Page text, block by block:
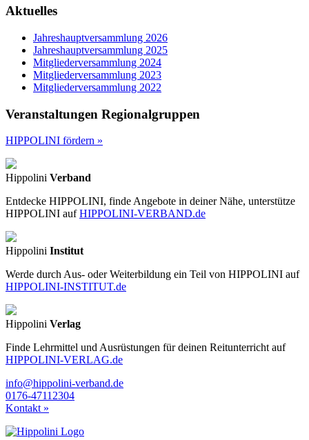
Aktuelles
Jahreshauptversammlung 2026
Jahreshauptversammlung 2025
Mitgliederversammlung 2024
Mitgliederversammlung 2023
Mitgliederversammlung 2022
Veranstaltungen Regionalgruppen
HIPPOLINI fördern »
Hippolini Verband
Entdecke HIPPOLINI, finde Angebote in deiner Nähe, unterstütze
HIPPOLINI aufHIPPOLINI-VERBAND.de
Hippolini Institut
Werde durch Aus- oder Weiterbildung ein Teil von HIPPOLINI auf
HIPPOLINI-INSTITUT.de
Hippolini Verlag
Finde Lehrmittel und Ausrüstungen für deinen Reitunterricht auf
HIPPOLINI-VERLAG.de
info@hippolini-verband.de
0176-47112304
Kontakt »